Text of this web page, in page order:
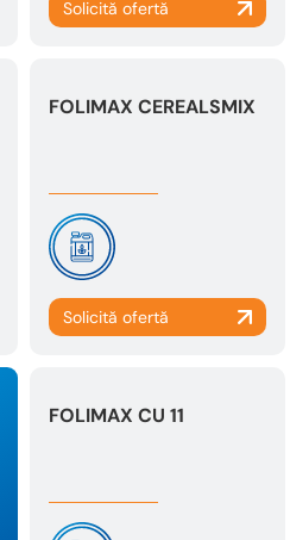
FOLIMAX CEREALSMIX
FOLIMAX CU 11